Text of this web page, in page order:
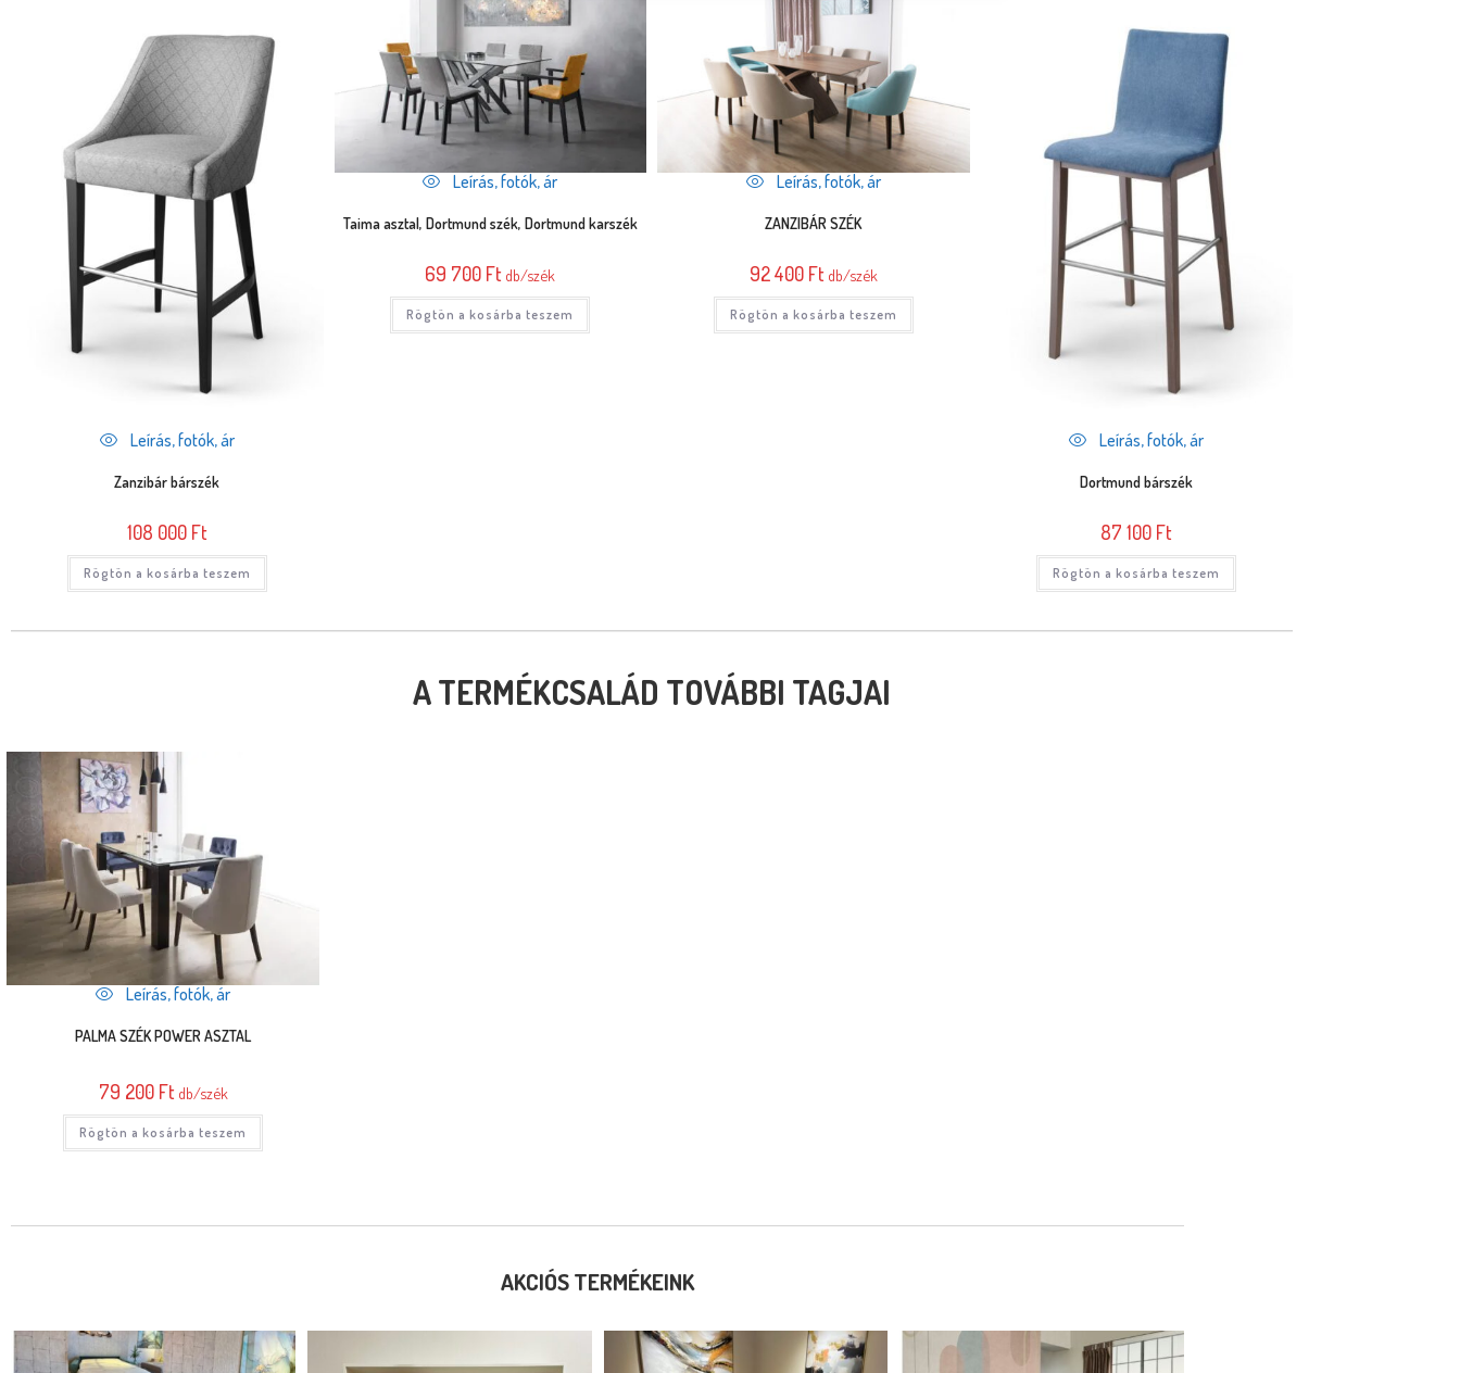
Leírás, fotók, ár
Zanzibár bárszék
108 000 Ft
Rögtön a kosárba teszem
Leírás, fotók, ár
Taima asztal, Dortmund szék, Dortmund karszék
69 700 Ft db/szék
Rögtön a kosárba teszem
Leírás, fotók, ár
ZANZIBÁR SZÉK
92 400 Ftdb/szék
Rögtön a kosárba teszem
Leírás, fotók, ár
Dortmund bárszék
87 100 Ft
Rögtön a kosárba teszem
A TERMÉKCSALÁD TOVÁBBI TAGJAI
Leírás, fotók, ár
PALMA SZÉK POWER ASZTAL
79 200 Ftdb/szék
Rögtön a kosárba teszem
AKCIÓS TERMÉKEINK